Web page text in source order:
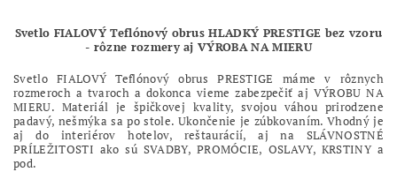
Svetlo FIALOVÝ Teflónový obrus HLADKÝ PRESTIGE bez vzoru
- rôzne rozmery aj VÝROBA NA MIERU
Svetlo FIALOVÝ Teflónový obrus PRESTIGE máme v rôznych
rozmeroch a tvaroch a dokonca vieme zabezpečiť aj VÝROBU NA
MIERU. Materiál je špičkovej kvality, svojou váhou prirodzene
padavý, nešmýka sa po stole. Ukončenie je zúbkovaním. Vhodný je
aj do interiérov hotelov, reštaurácií, aj na SLÁVNOSTNÉ
PRÍLEŽITOSTI ako sú SVADBY, PROMÓCIE, OSLAVY, KRSTINY a
pod.